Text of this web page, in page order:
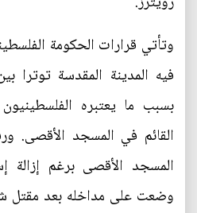
وتأتي قرارات الحكومة
فيه المدينة المقدسة توترا
بسبب ما يعتبره
القائم في المسجد الأقصى.
المسجد الأقصى برغم إزالة
وضعت على مداخله بعد مقتل